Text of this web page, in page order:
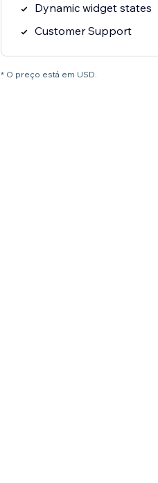
Dynamic widget states
Customer Support
* O preço está em USD.